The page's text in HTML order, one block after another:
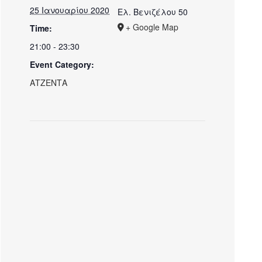
25 Ιανουαρίου 2020
Time:
21:00 - 23:30
Event Category:
ΑΤΖΕΝΤΑ
Ελ. Βενιζέλου 50
+ Google Map